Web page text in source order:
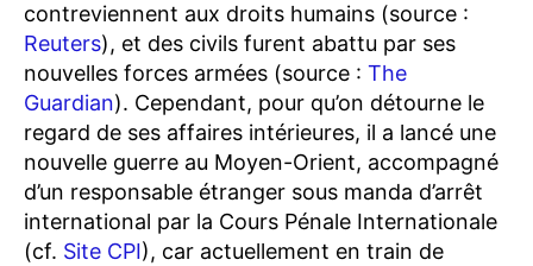
contreviennent aux droits humains (source :
Reuters), et des civils furent abattu par ses
nouvelles forces armées (source : The
Guardian). Cependant, pour qu’on détourne le
regard de ses affaires intérieures, il a lancé une
nouvelle guerre au Moyen-Orient, accompagné
d’un responsable étranger sous manda d’arrêt
international par la Cours Pénale Internationale
(cf. Site CPI), car actuellement en train de